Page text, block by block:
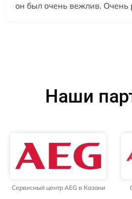
он был очень вежлив.
Наши
Сервисный центр AEG в Казани